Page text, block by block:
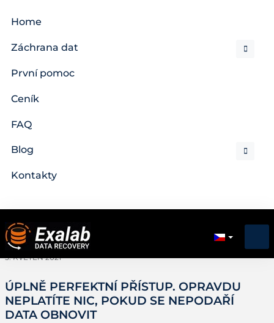
Home
Záchrana dat
První pomoc
Ceník
FAQ
Blog
Kontakty
5. KVĚTEN 2021
ÚPLNĚ PERFEKTNÍ PŘÍSTUP. OPRAVDU
NEPLATÍTE NIC, POKUD SE NEPODAŘÍ
DATA OBNOVIT